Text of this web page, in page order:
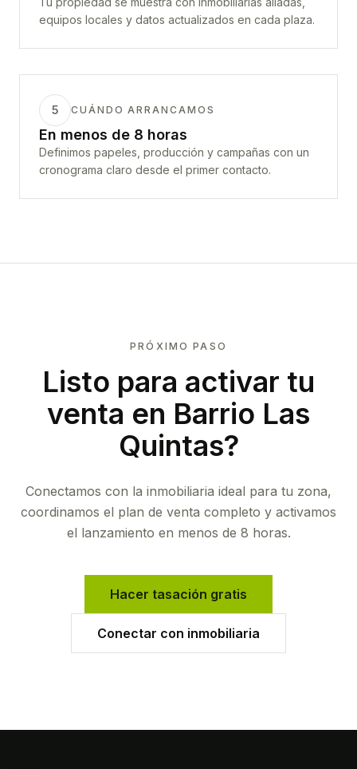
equipos locales y datos actualizados en cada plaza.
5 CUÁNDO ARRANCAMOS
En menos de 8 horas
Definimos papeles, producción y campañas con un
cronograma claro desde el primer contacto.
PRÓXIMO PASO
Listo para activar tu
venta en Barrio Las
Quintas?
Conectamos con la inmobiliaria ideal para tu zona,
coordinamos el plan de venta completo y activamos
el lanzamiento en menos de 8 horas.
Hacer tasación gratis
Conectar con inmobiliaria